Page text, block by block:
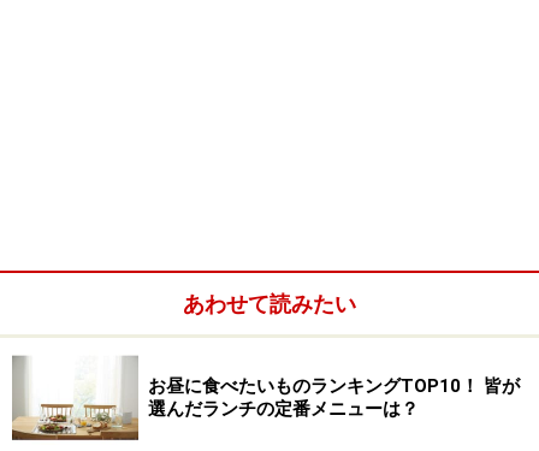
ごま油 小さじ1
みりん 50cc
大さじ3
砂糖
あわせて読みたい
お昼に食べたいものランキングTOP10！ 皆が
選んだランチの定番メニューは？